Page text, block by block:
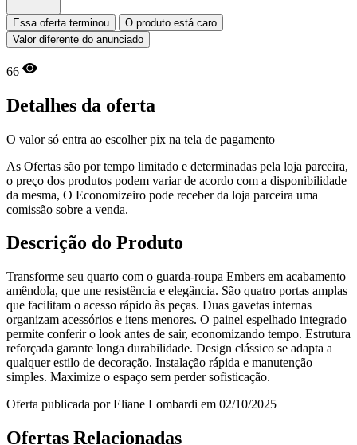
Essa oferta terminou
O produto está caro
Valor diferente do anunciado
66
Detalhes da oferta
O valor só entra ao escolher pix na tela de pagamento
As Ofertas são por tempo limitado e determinadas pela loja parceira,
o preço dos produtos podem variar de acordo com a disponibilidade
da mesma, O Economizeiro pode receber da loja parceira uma
comissão sobre a venda.
Descrição do Produto
Transforme seu quarto com o guarda‑roupa Embers em acabamento
amêndola, que une resistência e elegância. São quatro portas amplas
que facilitam o acesso rápido às peças. Duas gavetas internas
organizam acessórios e itens menores. O painel espelhado integrado
permite conferir o look antes de sair, economizando tempo. Estrutura
reforçada garante longa durabilidade. Design clássico se adapta a
qualquer estilo de decoração. Instalação rápida e manutenção
simples. Maximize o espaço sem perder sofisticação.
Oferta publicada por Eliane Lombardi em 02/10/2025
Ofertas Relacionadas